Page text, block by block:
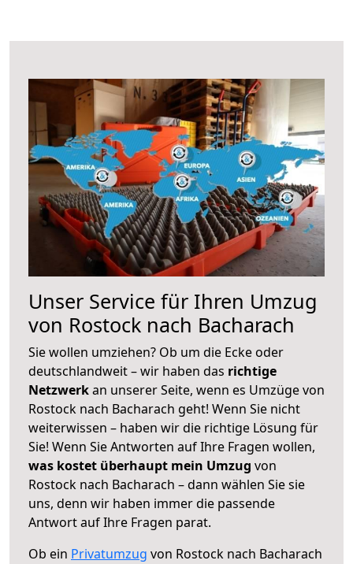
Unser Service für Ihren Umzug
von Rostock nach Bacharach
Sie wollen umziehen? Ob um die Ecke oder
deutschlandweit – wir haben das richtige
Netzwerkan unserer Seite, wenn es Umzüge von
Rostock nach Bacharach geht! Wenn Sie nicht
weiterwissen – haben wir die richtige Lösung für
Sie! Wenn Sie Antworten auf Ihre Fragen wollen,
was kostet überhaupt mein Umzug von
Rostock nach Bacharach – dann wählen Sie sie
uns, denn wir haben immer die passende
Antwort auf Ihre Fragen parat.
Ob ein Privatumzug von Rostock nach Bacharach